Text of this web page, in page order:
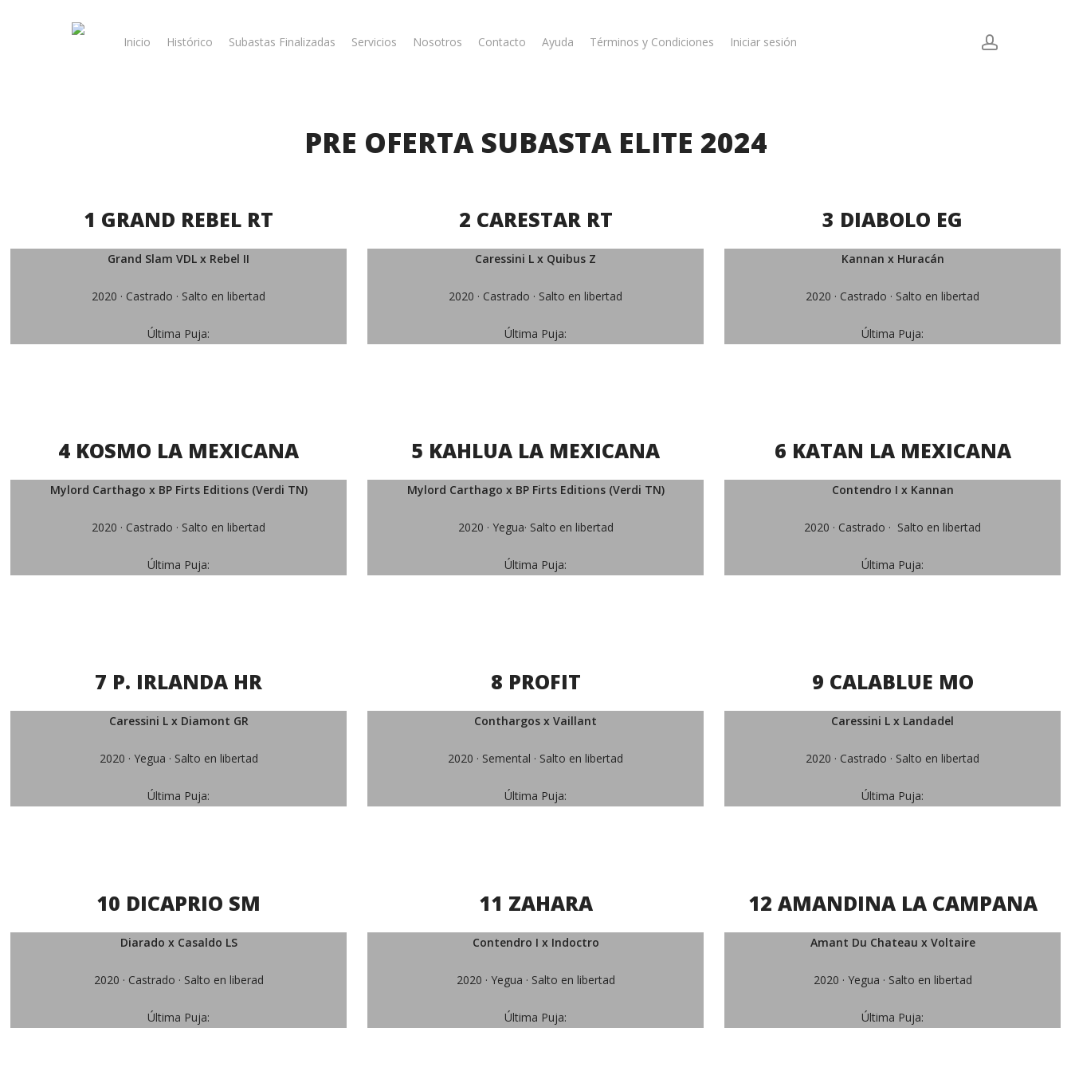
Inicio Histórico Subastas Finalizadas Servicios Nosotros Contacto Ayuda Términos y Condiciones Iniciar sesión account
PRE OFERTA SUBASTA ELITE 2024
1 GRAND REBEL RT
Grand Slam VDL x Rebel II
2020 · Castrado · Salto en libertad
Última Puja:
2 CARESTAR RT
Caressini L x Quibus Z
2020 · Castrado · Salto en libertad
Última Puja:
3 DIABOLO EG
Kannan x Huracán
2020 · Castrado · Salto en libertad
Última Puja:
4 KOSMO LA MEXICANA
Mylord Carthago x BP Firts Editions (Verdi TN)
2020 · Castrado · Salto en libertad
Última Puja:
5 KAHLUA LA MEXICANA
Mylord Carthago x BP Firts Editions (Verdi TN)
2020 · Yegua· Salto en libertad
Última Puja:
6 KATAN LA MEXICANA
Contendro I x Kannan
2020 · Castrado · Salto en libertad
Última Puja:
7 P. IRLANDA HR
Caressini L x Diamont GR
2020 · Yegua · Salto en libertad
Última Puja:
8 PROFIT
Conthargos x Vaillant
2020 · Semental · Salto en libertad
Última Puja:
9 CALABLUE MO
Caressini L x Landadel
2020 · Castrado · Salto en libertad
Última Puja:
10 DICAPRIO SM
Diarado x Casaldo LS
2020 · Castrado · Salto en liberad
Última Puja:
11 ZAHARA
Contendro I x Indoctro
2020 · Yegua · Salto en libertad
Última Puja:
12 AMANDINA LA CAMPANA
Amant Du Chateau x Voltaire
2020 · Yegua · Salto en libertad
Última Puja: